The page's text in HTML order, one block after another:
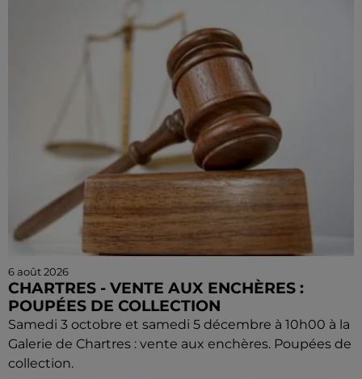
6 août 2026
CHARTRES - VENTE AUX ENCHÈRES :
POUPÉES DE COLLECTION
Samedi 3 octobre et samedi 5 décembre à 10h00 à la
Galerie de Chartres : vente aux enchères. Poupées de
collection.